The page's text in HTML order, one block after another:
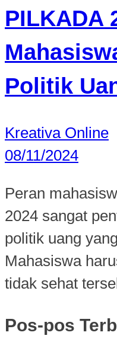
PILKADA
Politik
Kreativa Online
08/11/2024
Peran
2024 sangat
politik uang
Mahasiswa
tidak sehat
Pos-pos